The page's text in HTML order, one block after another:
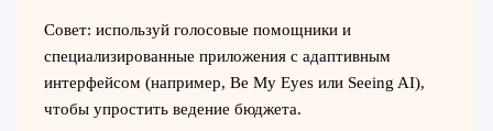
Совет: используй голосовые помощники и
специализированные приложения с адаптивным
интерфейсом (например, Be My Eyes или Seeing AI),
чтобы упростить ведение бюджета.